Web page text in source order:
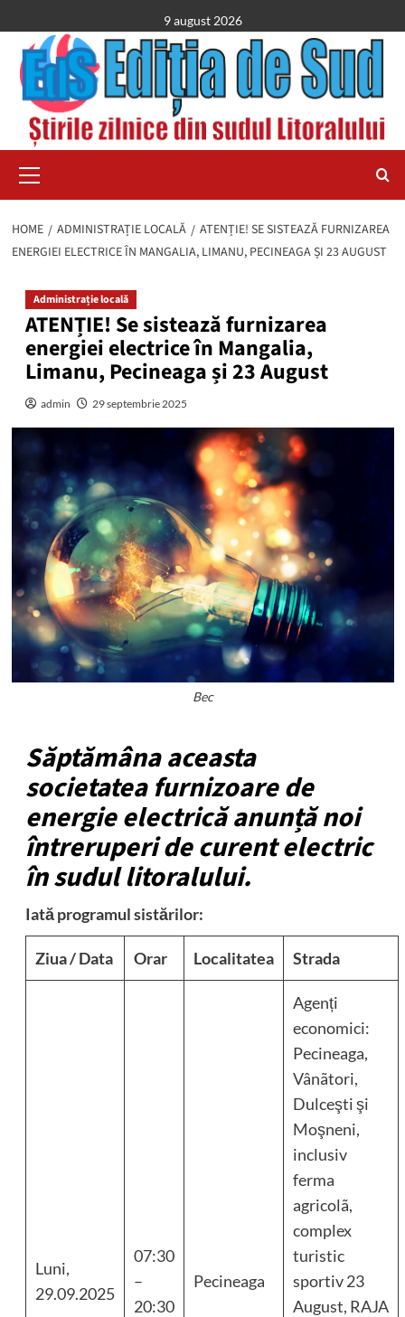
to
content
9 august 2026
Menu
HOME ADMINISTRAȚIE LOCALĂ
ATENȚIE! SE SISTEAZĂ FURNIZAREA
ENERGIEI ELECTRICE ÎN MANGALIA, LIMANU, PECINEAGA ȘI 23 AUGUST
Administrație locală
ATENȚIE! Se sistează furnizarea
energiei electrice în Mangalia,
Limanu, Pecineaga și 23 August
admin 29 septembrie 2025
Bec
Săptămâna aceasta
societatea furnizoare de
energie electrică anunță noi
întreruperi de curent electric
în sudul litoralului.
Iată programul sistărilor:
Ziua / Data Orar Localitatea Strada
Luni,
29.09.2025
07:30
–
20:30
Pecineaga
Agenți
economici:
Pecineaga,
Vânãtori,
Dulceşti şi
Moşneni,
inclusiv
ferma
agricolã,
complex
turistic
sportiv 23
August, RAJA